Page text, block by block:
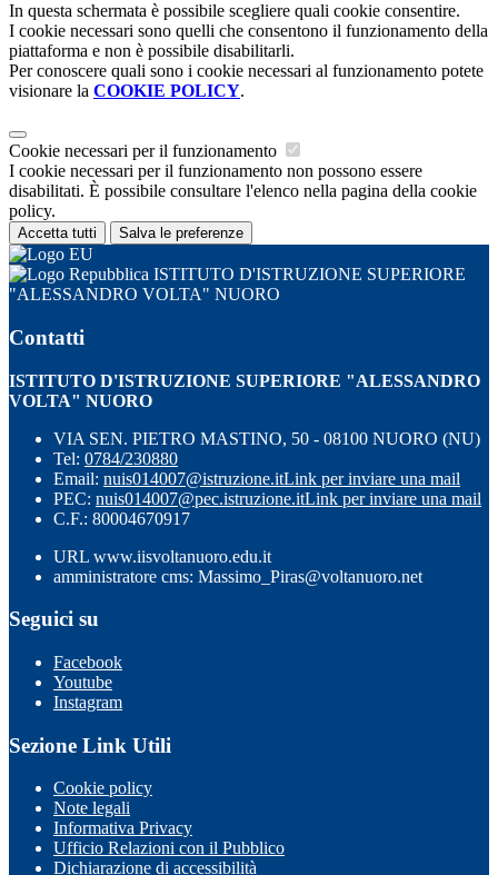
In questa schermata è possibile scegliere quali cookie consentire.
I cookie necessari sono quelli che consentono il funzionamento della
piattaforma e non è possibile disabilitarli.
Per conoscere quali sono i cookie necessari al funzionamento potete
visionare la COOKIE POLICY.
Cookie necessari per il funzionamento
I cookie necessari per il funzionamento non possono essere
disabilitati. È possibile consultare l'elenco nella pagina della cookie
policy.
Accetta tutti Salva le preferenze
ISTITUTO D'ISTRUZIONE SUPERIORE
"ALESSANDRO VOLTA" NUORO
Contatti
ISTITUTO D'ISTRUZIONE SUPERIORE "ALESSANDRO
VOLTA" NUORO
VIA SEN. PIETRO MASTINO, 50 - 08100 NUORO (NU)
Tel: 0784/230880
Email: nuis014007@istruzione.itLink per inviare una mail
PEC: nuis014007@pec.istruzione.itLink per inviare una mail
C.F.: 80004670917
URL www.iisvoltanuoro.edu.it
amministratore cms: Massimo_Piras@voltanuoro.net
Seguici su
Facebook
Youtube
Instagram
Sezione Link Utili
Cookie policy
Note legali
Informativa Privacy
Ufficio Relazioni con il Pubblico
Dichiarazione di accessibilità